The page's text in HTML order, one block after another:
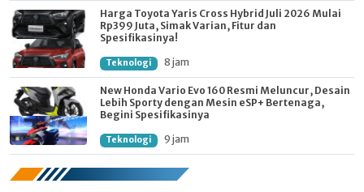
Harga Toyota Yaris Cross Hybrid Juli 2026 Mulai
Rp399 Juta, Simak Varian, Fitur dan
Spesifikasinya!
Teknologi 8 jam
New Honda Vario Evo 160 Resmi Meluncur, Desain
Lebih Sporty dengan Mesin eSP+ Bertenaga,
Begini Spesifikasinya
Teknologi 9 jam